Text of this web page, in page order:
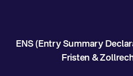
ENS (Entry Summary
Fristen &